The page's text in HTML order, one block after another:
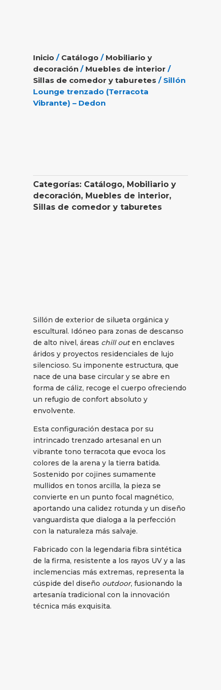
Inicio / Catálogo / Mobiliario y
decoración / Muebles de interior /
Sillas de comedor y taburetes / Sillón
Lounge trenzado (Terracota
Vibrante) – Dedon
Categorías: Catálogo, Mobiliario y
decoración, Muebles de interior,
Sillas de comedor y taburetes
Sillón de exterior de silueta orgánica y
escultural. Idóneo para zonas de descanso
de alto nivel, áreas chill outen enclaves
áridos y proyectos residenciales de lujo
silencioso. Su imponente estructura, que
nace de una base circular y se abre en
forma de cáliz, recoge el cuerpo ofreciendo
un refugio de confort absoluto y
envolvente.
Esta configuración destaca por su
intrincado trenzado artesanal en un
vibrante tono terracota que evoca los
colores de la arena y la tierra batida.
Sostenido por cojines sumamente
mullidos en tonos arcilla, la pieza se
convierte en un punto focal magnético,
aportando una calidez rotunda y un diseño
vanguardista que dialoga a la perfección
con la naturaleza más salvaje.
Fabricado con la legendaria fibra sintética
de la firma, resistente a los rayos UV y a las
inclemencias más extremas, representa la
cúspide del diseño outdoor, fusionando la
artesanía tradicional con la innovación
técnica más exquisita.